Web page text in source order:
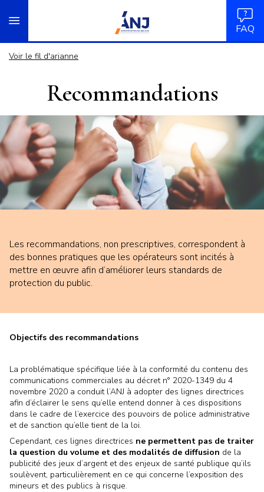
au
accueil
FAQ
Voir le fil d'arianne
Recommandations
Les recommandations, non prescriptives, correspondent à
des bonnes pratiques que les opérateurs sont incités à
mettre en œuvre afin d’améliorer leurs standards de
protection du public.
Objectifs des recommandations
La problématique spécifique liée à la conformité du contenu des
communications commerciales au décret n° 2020-1349 du 4
novembre 2020 a conduit l’ANJ à adopter des lignes directrices
afin d’éclairer le sens qu’elle entend donner à ces dispositions
dans le cadre de l’exercice des pouvoirs de police administrative
et de sanction qu’elle tient de la loi.
Cependant, ces lignes directrices ne permettent pas de traiter
la question du volume et des modalités de diffusion de la
publicité des jeux d’argent et des enjeux de santé publique qu’ils
soulèvent, particulièrement en ce qui concerne l’exposition des
mineurs et des publics à risque.